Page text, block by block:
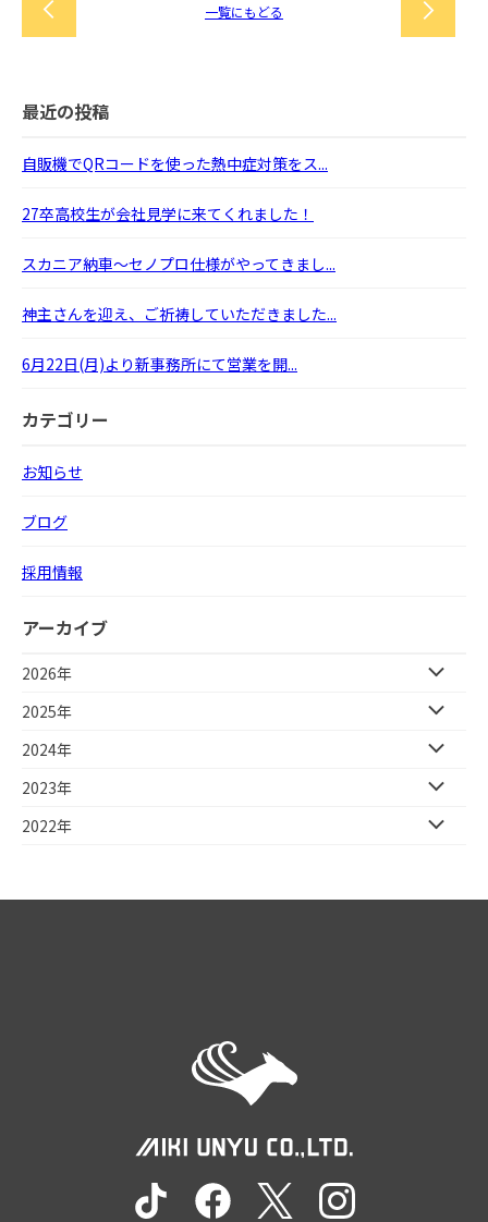
一覧にもどる
最近の投稿
自販機でQRコードを使った熱中症対策をス...
27卒高校生が会社見学に来てくれました！
スカニア納車～セノプロ仕様がやってきまし...
神主さんを迎え、ご祈祷していただきました...
6月22日(月)より新事務所にて営業を開...
カテゴリー
お知らせ
ブログ
採用情報
アーカイブ
2026年
2025年
2024年
2023年
2022年